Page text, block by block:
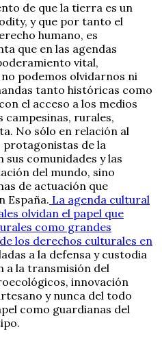
de que la tierra es un
y que por tanto el
humano, es
que en las agendas
vital,
podemos olvidarnos ni
tanto históricas como
el acceso a los medios
campesinas, rurales,
No sólo en relación al
protagonistas de la
comunidades y las
del mundo, sino
de actuación que
España. La agenda cultural
olvidan el papel que
como grandes
los derechos culturales en
a la defensa y custodia
a la transmisión del
innovación
y nunca del todo
como guardianas del